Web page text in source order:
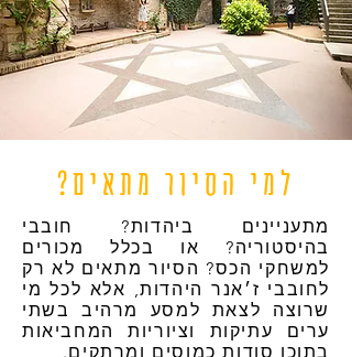
למי הסיור מתאים?
מתעניינים ביהדות? חובבי
בהיסטוריה? או בכלל מכורים
למשחקי הכס? הסיור מתאים לא רק
לחובבי ז׳אנר היהדות, אלא לכל מי
שרוצה לצאת למסע מרהיב בשתי
ערים עתיקות וציוריות המחביאות
בתוכן סודות כמוסים ומרתקים.